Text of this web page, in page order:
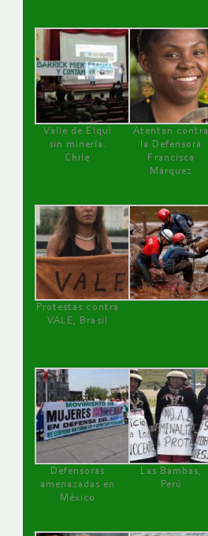
Valle de Elqui
sin minería.
Chile
Atentan contra
la Defensora
Francisca
Márquez
Protestas contra
VALE, Brasil
Defensoras
amenazadas en
México
Las Bambas,
Perú